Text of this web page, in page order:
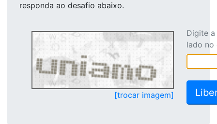
responda ao desafio abaixo.
[trocar imagem]
Digite
lado no